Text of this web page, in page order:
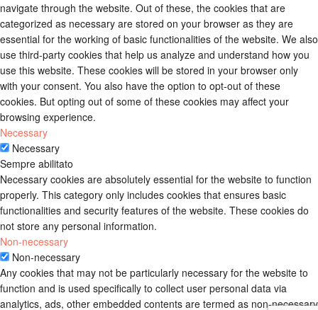
navigate through the website. Out of these, the cookies that are
categorized as necessary are stored on your browser as they are
essential for the working of basic functionalities of the website. We also
use third-party cookies that help us analyze and understand how you
use this website. These cookies will be stored in your browser only
with your consent. You also have the option to opt-out of these
cookies. But opting out of some of these cookies may affect your
browsing experience.
Necessary
Necessary
Sempre abilitato
Necessary cookies are absolutely essential for the website to function
properly. This category only includes cookies that ensures basic
functionalities and security features of the website. These cookies do
not store any personal information.
Non-necessary
Non-necessary
Any cookies that may not be particularly necessary for the website to
function and is used specifically to collect user personal data via
analytics, ads, other embedded contents are termed as non-necessary